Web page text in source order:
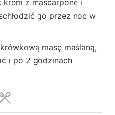
z mascarpone i
go przez noc w
masę maślaną,
i po 2 godzinach